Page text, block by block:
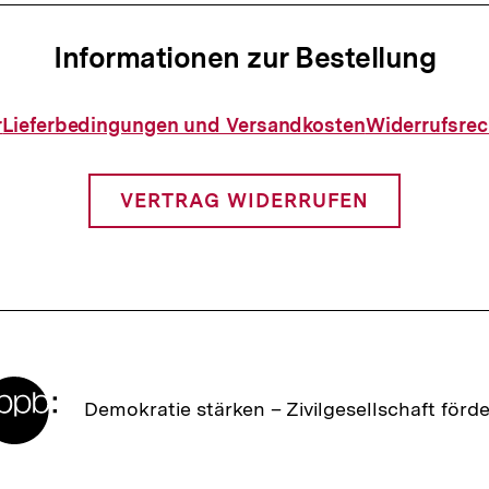
Informationen zur Bestellung
Informationen
zur
Lieferbedingungen und Versandkosten
VERTRAG WIDERRUFEN
Startseite
Demokratie stärken – Zivilgesellschaft